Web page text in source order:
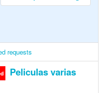
requests
Peliculas varias